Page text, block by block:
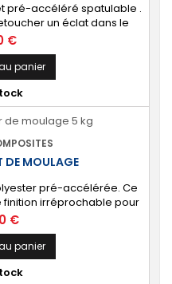
pré-accéléré spatulable .
un éclat dans le
être teinté avec une pâte
Fournit une couche
uniforme qui protège
de votre stratification
à...
€
panier
MOULAGE
pré-accélérée. Ce
finition irréprochable pour
pièces composites en
ou d’un bateau,
etc. Couleur au choix.
revêtement à l’aspect de
lisse,...
€
panier